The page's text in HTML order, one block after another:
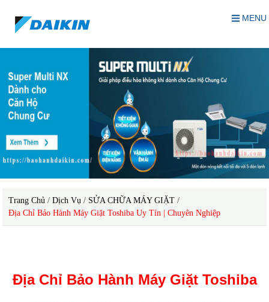
MENU
Trang Chủ /Dịch Vụ / SỬA CHỮA MÁY GIẶT /
Địa Chỉ Bảo Hành Máy Giặt Toshiba Uy Tín | Chuyên Nghiệp
Địa Chỉ Bảo Hành Máy Giặt Toshiba